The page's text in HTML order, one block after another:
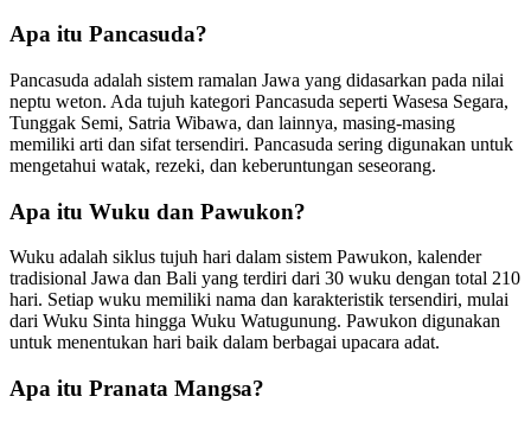
Apa itu Pancasuda?
Pancasuda adalah sistem ramalan Jawa yang didasarkan pada nilai
neptu weton. Ada tujuh kategori Pancasuda seperti Wasesa Segara,
Tunggak Semi, Satria Wibawa, dan lainnya, masing-masing
memiliki arti dan sifat tersendiri. Pancasuda sering digunakan untuk
mengetahui watak, rezeki, dan keberuntungan seseorang.
Apa itu Wuku dan Pawukon?
Wuku adalah siklus tujuh hari dalam sistem Pawukon, kalender
tradisional Jawa dan Bali yang terdiri dari 30 wuku dengan total 210
hari. Setiap wuku memiliki nama dan karakteristik tersendiri, mulai
dari Wuku Sinta hingga Wuku Watugunung. Pawukon digunakan
untuk menentukan hari baik dalam berbagai upacara adat.
Apa itu Pranata Mangsa?